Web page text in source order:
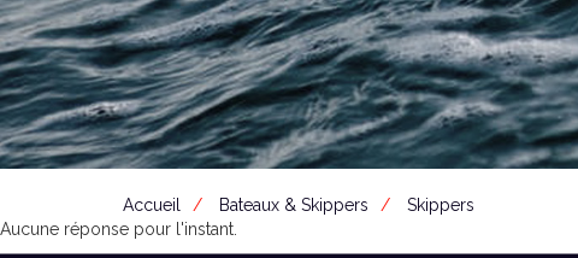
Accueil Bateaux & Skippers
Skippers
Aucune réponse pour l'instant.